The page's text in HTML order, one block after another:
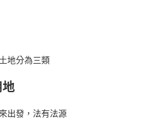
地分為三類
地
出發，法有法源